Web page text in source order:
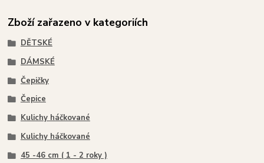
Zboží zařazeno v kategoriích
DĚTSKÉ
DÁMSKÉ
Čepičky
Čepice
Kulichy háčkované
Kulichy háčkované
45 -46 cm ( 1 - 2 roky )